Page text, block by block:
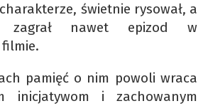
świetnie rysował, a
zagrał nawet epizod w
pamięć o nim powoli wraca
inicjatywom i zachowanym